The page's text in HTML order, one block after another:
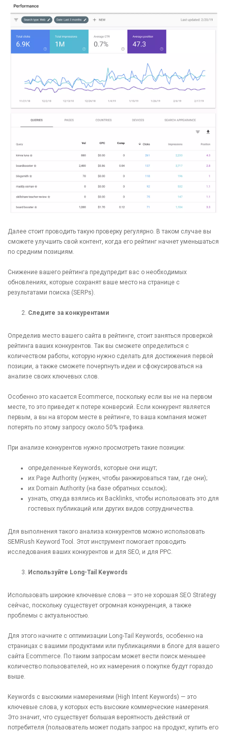
Далее стоит проводить такую проверку регулярно. В таком случае вы
сможете улучшить свой контент, когда его рейтинг начнет уменьшаться
по средним позициям.
Снижение вашего рейтинга предупредит вас о необходимых
обновлениях, которые сохранят ваше место на странице с
результатами поиска (SERPs).
Следите за конкурентами
Определив место вашего сайта в рейтинге, стоит заняться проверкой
рейтинга ваших конкурентов. Так вы сможете определиться с
количеством работы, которую нужно сделать для достижения первой
позиции, а также сможете почерпнуть идеи и сфокусироваться на
анализе своих ключевых слов.
Особенно это касается Ecommerce, поскольку если вы не на первом
месте, то это приведет к потере конверсий. Если конкурент является
первым, а вы на втором месте в рейтинге, то ваша компания может
потерять по этому запросу около 50% трафика.
При анализе конкурентов нужно просмотреть такие позиции:
определенные Keywords, которые они ищут;
их Page Authority (нужен, чтобы ранжироваться там, где они);
их Domain Authority (на базе обратных ссылок);
узнать, откуда взялись их Backlinks, чтобы использовать это для
гостевых публикаций или других видов сотрудничества.
Для выполнения такого анализа конкурентов можно использовать
SEMRush Keyword Tool. Этот инструмент помогает проводить
исследования ваших конкурентов и для SEO, и для PPC.
Используйте Long-Tail Keywords
Использовать широкие ключевые слова — это не хорошая SEO Strategy
сейчас, поскольку существует огромная конкуренция, а также
проблемы с актуальностью.
Для этого начните с оптимизации Long-Tail Keywords, особенно на
страницах с вашими продуктами или публикациями в блоге для вашего
сайта Ecommerce. По таким запросам может вести поиск меньшее
количество пользователей, но их намерения о покупке будут гораздо
выше.
Keywords с высокими намерениями (High Intent Keywords) — это
ключевые слова, у которых есть высокие коммерческие намерения.
Это значит, что существует большая вероятность действий от
потребителя (пользователь может подать запрос на продукт, купить его